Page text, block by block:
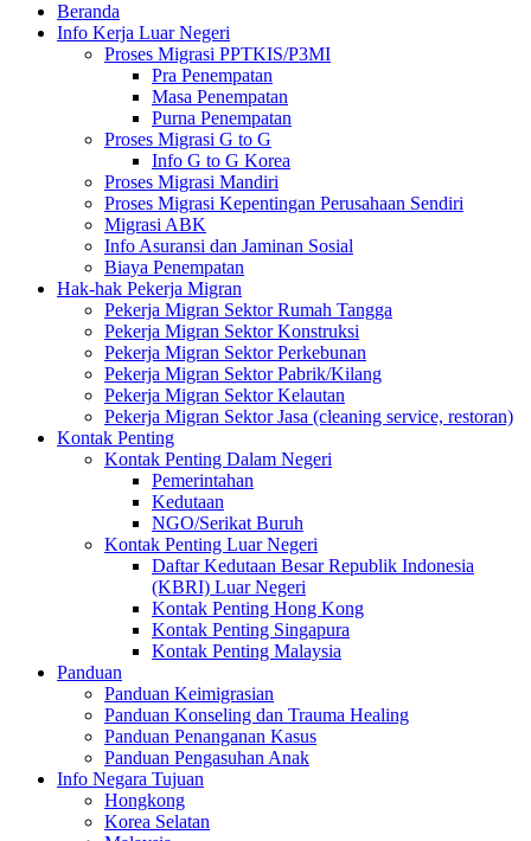
Beranda
Info Kerja Luar Negeri
Proses Migrasi PPTKIS/P3MI
Pra Penempatan
Masa Penempatan
Purna Penempatan
Proses Migrasi G to G
Info G to G Korea
Proses Migrasi Mandiri
Proses Migrasi Kepentingan Perusahaan Sendiri
Migrasi ABK
Info Asuransi dan Jaminan Sosial
Biaya Penempatan
Hak-hak Pekerja Migran
Pekerja Migran Sektor Rumah Tangga
Pekerja Migran Sektor Konstruksi
Pekerja Migran Sektor Perkebunan
Pekerja Migran Sektor Pabrik/Kilang
Pekerja Migran Sektor Kelautan
Pekerja Migran Sektor Jasa (cleaning service, restoran)
Kontak Penting
Kontak Penting Dalam Negeri
Pemerintahan
Kedutaan
NGO/Serikat Buruh
Kontak Penting Luar Negeri
Daftar Kedutaan Besar Republik Indonesia
(KBRI) Luar Negeri
Kontak Penting Hong Kong
Kontak Penting Singapura
Kontak Penting Malaysia
Panduan
Panduan Keimigrasian
Panduan Konseling dan Trauma Healing
Panduan Penanganan Kasus
Panduan Pengasuhan Anak
Info Negara Tujuan
Hongkong
Korea Selatan